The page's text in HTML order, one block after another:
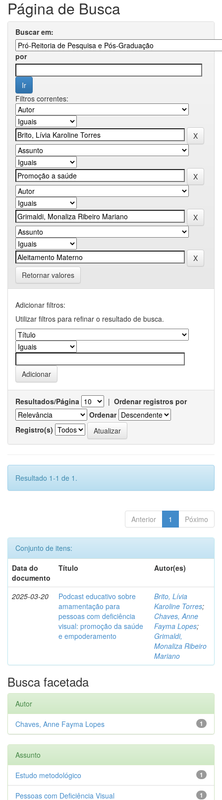
Página de Busca
Buscar em:
por
Filtros correntes:
Retornar valores
Adicionar filtros:
Utilizar filtros para refinar o resultado de busca.
Resultados/Página | Ordenar registros por
Ordenar
Registro(s)
Resultado 1-1 de 1.
Anterior 1 Póximo
Conjunto de itens:
Data do
documento
Título Autor(es)
2025-03-20
Podcast educativo sobre
amamentação para
pessoas com deficiência
visual: promoção da saúde
e empoderamento
Brito, Lívia
Karoline Torres;
Chaves, Anne
Fayma Lopes;
Grimaldi,
Monaliza Ribeiro
Mariano
Busca facetada
Autor
1
Chaves, Anne Fayma Lopes
Assunto
1
Estudo metodológico
1
Pessoas com Deficiência Visual